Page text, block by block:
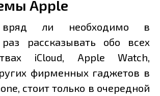
Apple
вряд ли необходимо в
рассказывать обо всех
iCloud, Apple Watch,
фирменных гаджетов в
стоит только в очередной